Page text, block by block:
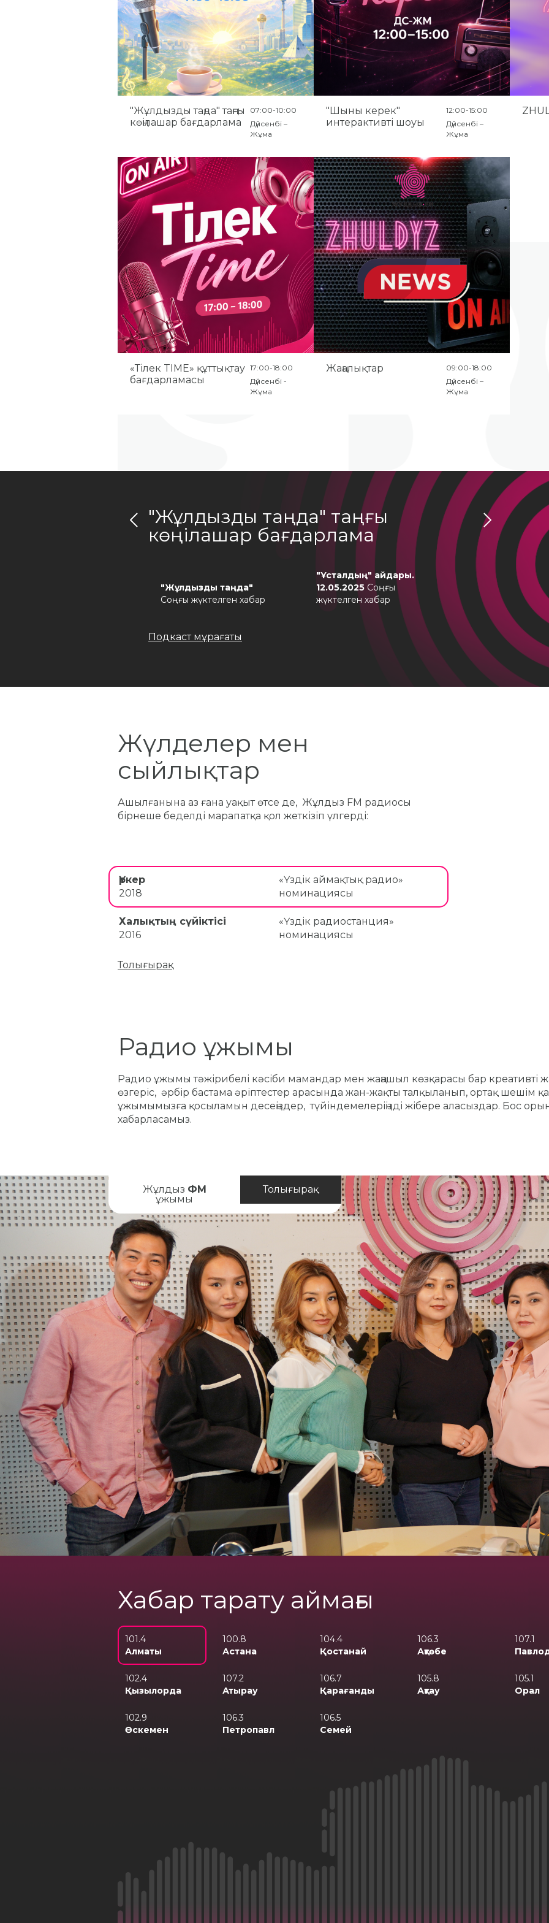
"Жұлдызды таңда" таңғы
көңілашар бағдарлама
07:00-10:00
Дүйсенбі –
Жұма
"Шыны керек"
интерактивті шоуы
12:00-15:00
Дүйсенбі –
Жұма
«Тілек TIME» құттықтау
бағдарламасы
17:00-18:00
Дүйсенбі -
Жұма
Жаңалықтар
09:00-18:00
Дүйсенбі –
Жұма
"Жұлдызды таңда" таңғы
көңілашар бағдарлама
"Жұлдызды таңда"
Соңғы жүктелген хабар
"Ұсталдың" айдары.
12.05.2025 Соңғы
жүктелген хабар
Подкаст мұрағаты
"Шыны
"Шыны керек"
жүктелген
Подкаст
Жүлделер мен
сыйлықтар
Ашылғанына аз ғана уақыт өтсе де, Жұлдыз FM радиосы
бірнеше беделді марапатқа қол жеткізіп үлгерді:
Үркер
2018
«Үздік аймақтық радио»
номинациясы
Халықтың сүйіктісі
2016
«Үздік радиостанция»
номинациясы
Толығырақ
Радио ұжымы
Радио ұжымы тәжірибелі кәсіби мамандар мен жаңашыл көзқарасы бар креативті
өзгеріс, әрбір бастама әріптестер арасында жан-жақты талқыланып, ортақ шешім
ұжымымызға қосыламын десеңіздер, түйіндемелеріңізді жібере аласыздар. Бос
хабарласамыз.
Жұлдыз ФМ
ұжымы
Толығырақ
Хабар тарату аймағы
101.4
Алматы
100.8
Астана
104.4
Қостанай
106.3
Ақтөбе
107.1
102.4
Қызылорда
107.2
Атырау
106.7
Қарағанды
105.8
Ақтау
105.1
Орал
102.9
Өскемен
106.3
Петропавл
106.5
Семей